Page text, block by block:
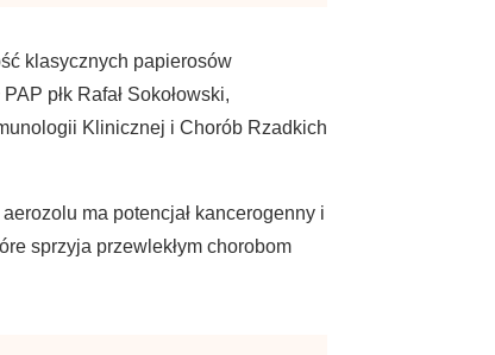
klasycznych papierosów
płk Rafał Sokołowski,
Klinicznej i Chorób Rzadkich
ma potencjał kancerogenny i
sprzyja przewlekłym chorobom